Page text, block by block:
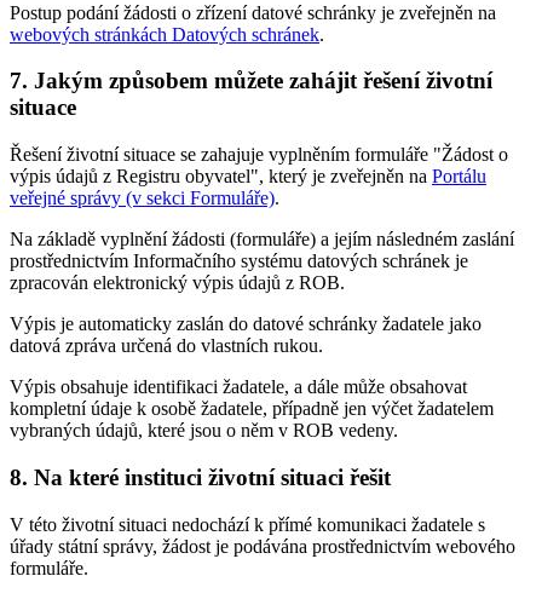
Postup podání žádosti o zřízení datové schránky je zveřejněn na
webových stránkách Datových schránek.
7. Jakým způsobem můžete zahájit řešení životní
situace
Řešení životní situace se zahajuje vyplněním formuláře "Žádost o
výpis údajů z Registru obyvatel", který je zveřejněn na Portálu
veřejné správy (v sekci Formuláře).
Na základě vyplnění žádosti (formuláře) a jejím následném zaslání
prostřednictvím Informačního systému datových schránek je
zpracován elektronický výpis údajů z ROB.
Výpis je automaticky zaslán do datové schránky žadatele jako
datová zpráva určená do vlastních rukou.
Výpis obsahuje identifikaci žadatele, a dále může obsahovat
kompletní údaje k osobě žadatele, případně jen výčet žadatelem
vybraných údajů, které jsou o něm v ROB vedeny.
8. Na které instituci životní situaci řešit
V této životní situaci nedochází k přímé komunikaci žadatele s
úřady státní správy, žádost je podávána prostřednictvím webového
formuláře.